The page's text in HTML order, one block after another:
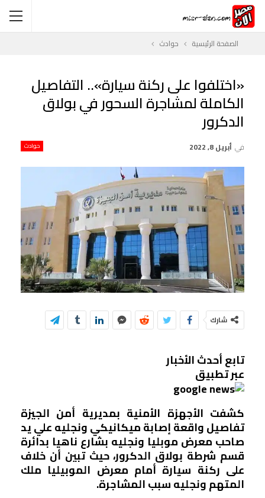
الصفحة الرئيسية حوادث
«اختلفوا على ركنة سيارة».. التفاصيل
الكاملة لمشاجرة السحور في بولاق
الدكرور
حوادث في أبريل 8, 2022
شارك
تابع أحدث الأخبار
عبر تطبيق
كشفت الأجهزة الأمنية بمديرية أمن الجيزة
تفاصيل واقعة إصابة ميكانيكي ونجليه علي يد
صاحب معرض موبليا ونجليه بشارع ناهيا بدائرة
قسم شرطة بولاق الدكرور، حيث تبين أن خلاف
على ركنة سيارة أمام معرض الموبيليا ملك
المتهم ونجليه سبب المشاجرة.